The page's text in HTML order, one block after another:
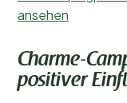
ansehen
Charme-
positiver